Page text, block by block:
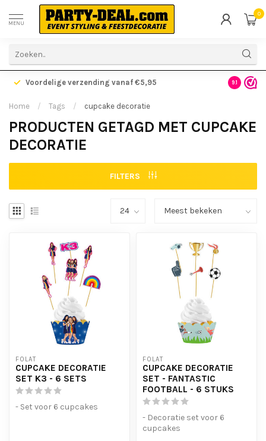
MENU
0
Voordelige verzending vanaf €5,95 Gratis
9.1
Home / Tags / cupcake decoratie
PRODUCTEN GETAGD MET CUPCAKE
DECORATIE
FILTERS
FOLAT
CUPCAKE DECORATIE
SET K3 - 6 SETS
- Set voor 6 cupcakes
FOLAT
CUPCAKE DECORATIE
SET - FANTASTIC
FOOTBALL - 6 STUKS
- Decoratie set voor 6
cupcakes